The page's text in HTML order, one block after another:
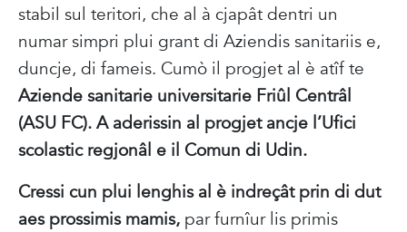
stabil sul teritori, che al à cjapât dentri un
numar simpri plui grant di Aziendis sanitariis e,
duncje, di fameis. Cumò il progjet al è atîf te
Aziende sanitarie universitarie Friûl Centrâl
(ASU FC). A aderissin al progjet ancje l’Ufici
scolastic regjonâl e il Comun di Udin.
Cressi cun plui lenghis al è indreçât prin di dut
aes prossimis mamis, par furnîur lis primis